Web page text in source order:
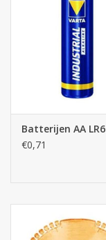
Batterijen AA LR6
€0,71